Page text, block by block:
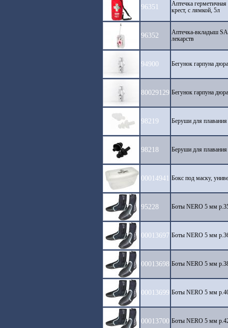
96351
Аптечка
крест, с лямкой, 5л
96352
Аптечка-вкладыш
лекарств
94900 Бегунок гарпуна
80029129 Бегунок гарпуна
98219 Беруши для
98218 Беруши для
00014941 Бокс под маску,
95228 Боты NERO 5 мм
00013697 Боты NERO 5 мм
00013698 Боты NERO 5 мм
00013699 Боты NERO 5 мм
00013700 Боты NERO 5 мм